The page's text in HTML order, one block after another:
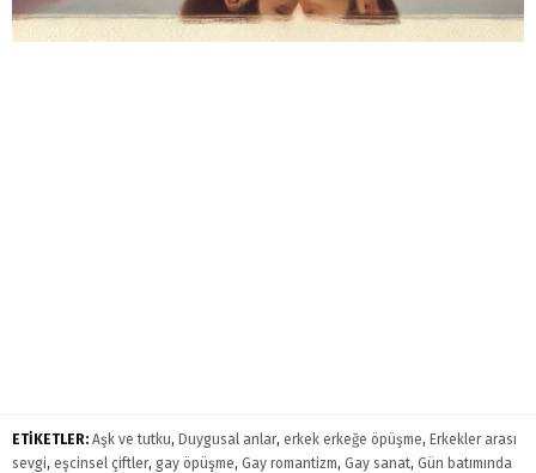
ETİKETLER: Aşk ve tutku, Duygusal anlar, erkek erkeğe öpüşme, Erkekler arası
sevgi, eşcinsel çiftler, gay öpüşme, Gay romantizm, Gay sanat, Gün batımında